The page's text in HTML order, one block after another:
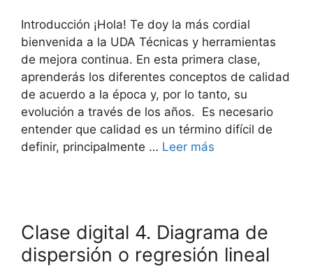
Introducción ¡Hola! Te doy la más cordial
bienvenida a la UDA Técnicas y herramientas
de mejora continua. En esta primera clase,
aprenderás los diferentes conceptos de calidad
de acuerdo a la época y, por lo tanto, su
evolución a través de los años. Es necesario
entender que calidad es un término difícil de
definir, principalmente … Leer más
Clase digital 4. Diagrama de
dispersión o regresión lineal